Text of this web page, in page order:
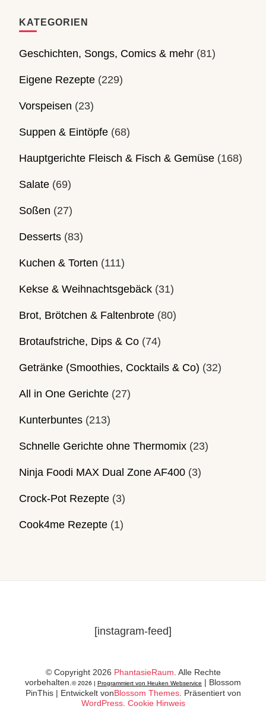
KATEGORIEN
Geschichten, Songs, Comics & mehr (81)
Eigene Rezepte (229)
Vorspeisen (23)
Suppen & Eintöpfe (68)
Hauptgerichte Fleisch & Fisch & Gemüse (168)
Salate (69)
Soßen (27)
Desserts (83)
Kuchen & Torten (111)
Kekse & Weihnachtsgebäck (31)
Brot, Brötchen & Faltenbrote (80)
Brotaufstriche, Dips & Co (74)
Getränke (Smoothies, Cocktails & Co) (32)
All in One Gerichte (27)
Kunterbuntes (213)
Schnelle Gerichte ohne Thermomix (23)
Ninja Foodi MAX Dual Zone AF400 (3)
Crock-Pot Rezepte (3)
Cook4me Rezepte (1)
[instagram-feed]
© Copyright 2026 PhantasieRaum . Alle Rechte
vorbehalten. © 2026 | Programmiert von Heuken Webservice | Blossom
PinThis | Entwickelt vonBlossom Themes. Präsentiert von
WordPress. Cookie Hinweis